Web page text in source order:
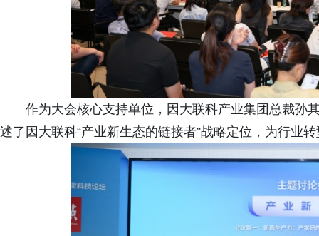
作为大会核心支持单位，因大联科产业集团总裁孙
述了因大联科“产业新生态的链接者”战略定位，为行业